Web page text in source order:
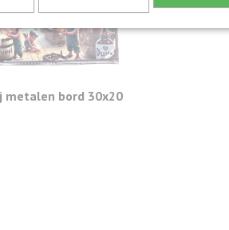
metalen bord 30x20